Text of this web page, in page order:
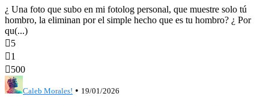
¿ Una foto que subo en mi fotolog personal, que muestre solo tú
hombro, la eliminan por el simple hecho que es tu hombro? ¿ Por
qu(...)
5
1
500
Caleb Morales! • 19/01/2026